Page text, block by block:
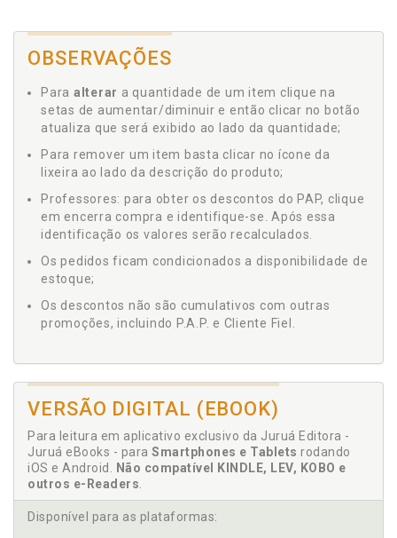
OBSERVAÇÕES
Para alterar a quantidade de um item clique na
setas de aumentar/diminuir e então clicar no botão
atualiza que será exibido ao lado da quantidade;
Para remover um item basta clicar no ícone da
lixeira ao lado da descrição do produto;
Professores: para obter os descontos do PAP, clique
em encerra compra e identifique-se. Após essa
identificação os valores serão recalculados.
Os pedidos ficam condicionados a disponibilidade de
estoque;
Os descontos não são cumulativos com outras
promoções, incluindo P.A.P. e Cliente Fiel.
VERSÃO DIGITAL (EBOOK)
Para leitura em aplicativo exclusivo da Juruá Editora -
Juruá eBooks - para Smartphones e Tablets rodando
iOS e Android.
Não compatível KINDLE, LEV, KOBO e
outros e-Readers
Disponível para as plataformas: